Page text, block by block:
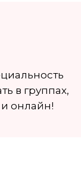
в группах,
онлайн!